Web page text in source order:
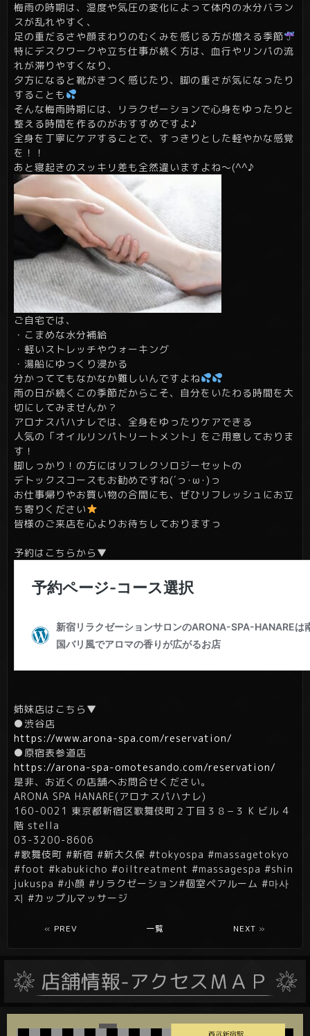
梅雨の時期は、湿度や気圧の変化によって体内の水分バラン
スが乱れやすく、
足の重だるさや顔まわりのむくみを感じる方が増える季節
特にデスクワークや立ち仕事が続く方は、血行やリンパの流
れが滞りやすくなり、
夕方になると靴がきつく感じたり、脚の重さが気になったり
することも
そんな梅雨時期には、リラクゼーションで心身をゆったりと
整える時間を作るのがおすすめですよ♪
全身を丁寧にケアすることで、すっきりとした軽やかな感覚
を！！
あと寝起きのスッキリ差も全然違いますよね～(^^♪
ご自宅では、
・こまめな水分補給
・軽いストレッチやウォーキング
・湯船にゆっくり浸かる
分かっててもなかなか難しいんですよね
雨の日が続くこの季節だからこそ、自分をいたわる時間を大
切にしてみませんか？
アロナスパハナレでは、全身をゆったりケアできる
人気の「オイルリンパトリートメント」をご用意しておりま
す！
脚しっかり！の方にはリフレクソロジーセットの
デトックスコースもお勧めですね(´っ･ω･)っ
お仕事帰りやお買い物の合間にも、ぜひリフレッシュにお立
ち寄りください
皆様のご来店を心よりお待ちしておりますっ
予約はこちらから▼
姉妹店はこちら▼
●渋谷店
https://www.arona-spa.com/reservation/
●原宿表参道店
https://arona-spa-omotesando.com/reservation/
是非、お近くの店舗へお問合せください。
ARONA SPA HANARE(アロナスパハナレ)
160-0021 東京都新宿区歌舞伎町２丁目３８−３ K ビル 4
階 stella
03-3200-8606
#歌舞伎町 #新宿 #新大久保 #tokyospa #massagetokyo
#foot #kabukicho #oiltreatment #massagespa #shin
jukuspa #小顔 #リラクゼーション#個室ペアルーム #마사
지 #カップルマッサージ
« PREV 一覧 NEXT »